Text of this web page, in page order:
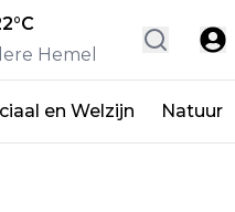
°C
Hemel
en Welzijn Natuur